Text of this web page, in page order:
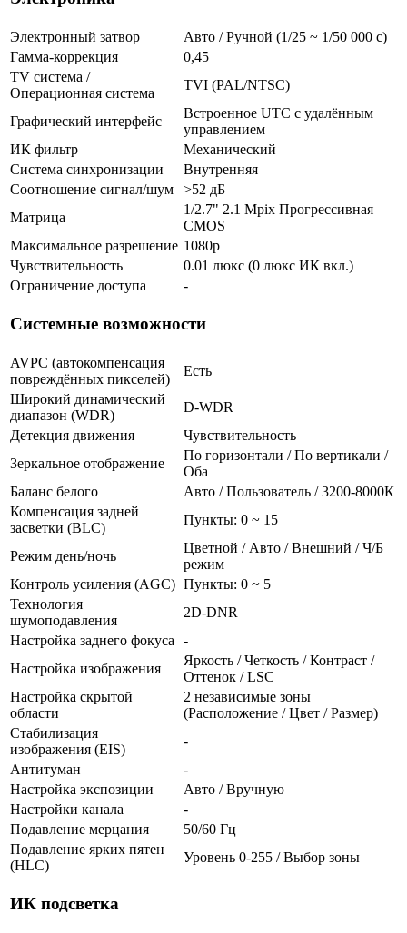
Электронный затвор
Авто / Ручной (1/25 ~ 1/50 000 с)
Гамма-коррекция
0,45
TV система /
Операционная система
TVI (PAL/NTSC)
Графический интерфейс
Встроенное UTC с удалённым
управлением
ИК фильтр
Механический
Система синхронизации
Внутренняя
Соотношение сигнал/шум
>52 дБ
Матрица
1/2.7" 2.1 Mpix Прогрессивная
CMOS
Максимальное разрешение 1080p
Чувствительность
0.01 люкс (0 люкс ИК вкл.)
Ограничение доступа
-
Системные возможности
AVPC (автокомпенсация
повреждённых пикселей)
Есть
Широкий динамический
диапазон (WDR)
D-WDR
Детекция движения
Чувствительность
Зеркальное отображение
По горизонтали / По вертикали /
Оба
Баланс белого
Авто / Пользователь / 3200-8000К
Компенсация задней
засветки (BLC)
Пункты: 0 ~ 15
Режим день/ночь
Цветной / Авто / Внешний / Ч/Б
режим
Контроль усиления (AGC) Пункты: 0 ~ 5
Технология
шумоподавления
2D-DNR
Настройка заднего фокуса
-
Настройка изображения
Яркость / Четкость / Контраст /
Оттенок / LSC
Настройка скрытой
области
2 независимые зоны
(Расположение / Цвет / Размер)
Стабилизация
изображения (EIS)
-
Антитуман
-
Настройка экспозиции
Авто / Вручную
Настройки канала
-
Подавление мерцания
50/60 Гц
Подавление ярких пятен
(HLC)
Уровень 0-255 / Выбор зоны
ИК подсветка